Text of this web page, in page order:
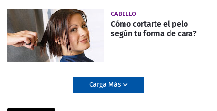
CABELLO
Cómo cortarte el pelo
según tu forma de cara?
Carga Más